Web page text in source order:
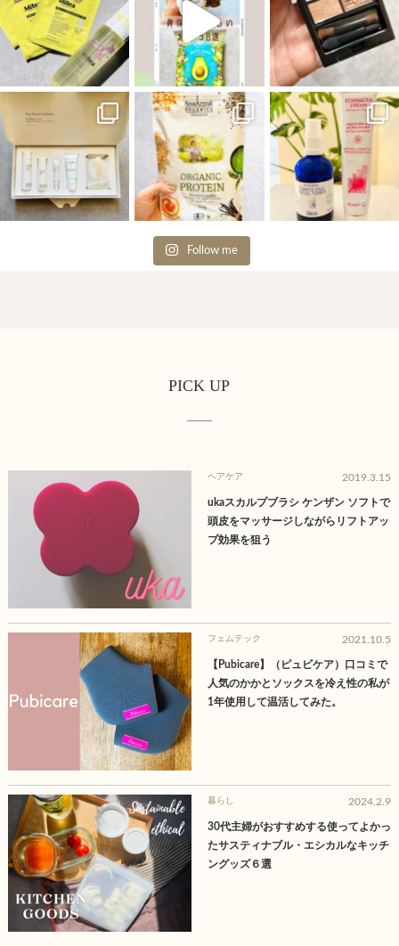
Follow me
PICK UP
ヘアケア 2019.3.15
ukaスカルプブラシ ケンザン ソフトで
頭皮をマッサージしながらリフトアッ
プ効果を狙う
フェムテック 2021.10.5
【Pubicare】（ピュビケア）口コミで
人気のかかとソックスを冷え性の私が
1年使用して温活してみた。
暮らし 2024.2.9
30代主婦がおすすめする使ってよかっ
たサスティナブル・エシカルなキッチ
ングッズ６選